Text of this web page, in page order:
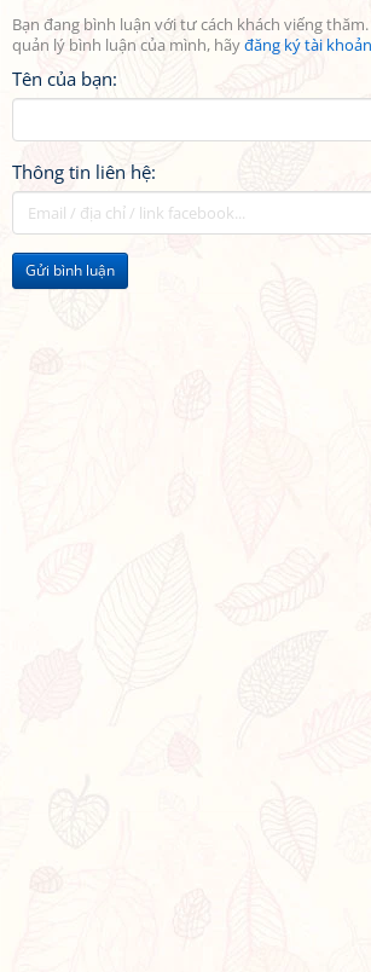
Bạn đang bình luận với tư cách khách viếng
quản lý bình luận của mình, hãyđăng ký tài khoản
Tên của bạn:
Thông tin liên hệ:
Gửi bình luận